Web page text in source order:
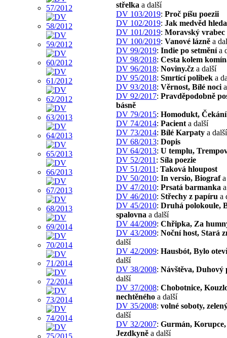
střelka a další
DV 103/2019: Proč píšu poezii
DV 102/2019: Jak medvěd
DV 101/2019: Moravský vrabec
DV 100/2019: Vanové lázně a
DV 99/2019: Indie po setměnía
DV 98/2018: Cesta kolem
DV 96/2018: Noviny.čz a další
DV 95/2018: Smrtící polibek a
DV 93/2018: Věrnost, Bílé noci
DV 92/2017: Pravděpodobně
básně
DV 79/2015: Homodukt, Čekání
DV 74/2014: Pacient a další
DV 73/2014: Bílé Karpaty a další
DV 68/2013: Dopis
DV 64/2013: U templu,
DV 52/2011 : Síla poezie
DV 51/2011 : Taková hloupost
DV 50/2010: In versio, Biografa
DV 47/2010: Prsatá barmanka
DV 46/2010: Střechy z papíru a
DV 45/2010: Druhá polokoule,
spalovna a další
DV 44/2009: Chřipka, Za
DV 43/2009: Noční host, Stará
další
DV 42/2009: Hausbót, Bylo
další
DV 38/2008: Návštěva, Duhový
další
DV 37/2008: Chobotnice,
nechtěného a další
DV 35/2008: volné soboty,
další
DV 32/2007: Gurmán, Korupce,
Jezdkyně a další